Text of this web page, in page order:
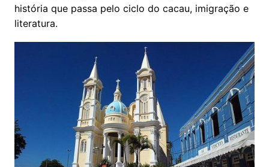
história que passa pelo ciclo do cacau, imigração e
literatura.